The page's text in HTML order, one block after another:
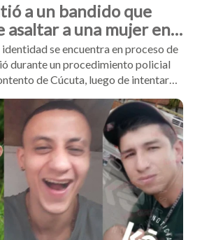
a un bandido que
asaltar a una mujer en
se encuentra en proceso de
durante un procedimiento policial
de Cúcuta, luego de intentar
recibió varios disparos en el
mientras que su cómplice logró